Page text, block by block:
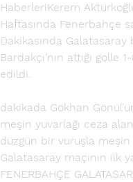
HaberleriKerem
Haftasında Fenerbahçe
Dakikasında
Bardakçı’nın attığı
edildi.
dakikada Gökhan
meşin yuvarlağı ceza
düzgün bir vuruşla meşin
Galatasaray maçının ilk
FENERBAHÇE